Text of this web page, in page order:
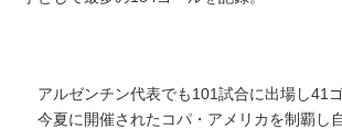
アルゼンチン代表でも101試合に出場し41ゴ
今夏に開催されたコパ・アメリカを制覇し